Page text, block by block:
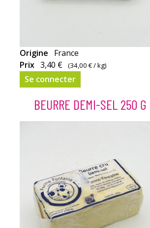
Origine
France
Prix 3,40 € (34,00 €/ kg)
Se connecter
BEURRE DEMI-SEL 250 G